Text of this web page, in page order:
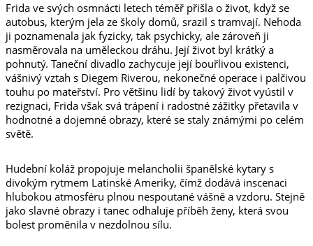
Frida ve svých osmnácti letech téměř přišla o život, když se
autobus, kterým jela ze školy domů, srazil s tramvají. Nehoda
ji poznamenala jak fyzicky, tak psychicky, ale zároveň ji
nasměrovala na uměleckou dráhu. Její život byl krátký a
pohnutý. Taneční divadlo zachycuje její bouřlivou existenci,
vášnivý vztah s Diegem Riverou, nekonečné operace i palčivou
touhu po mateřství. Pro většinu lidí by takový život vyústil v
rezignaci, Frida však svá trápení i radostné zážitky přetavila v
hodnotné a dojemné obrazy, které se staly známými po celém
světě.
Hudební koláž propojuje melancholii španělské kytary s
divokým rytmem Latinské Ameriky, čímž dodává inscenaci
hlubokou atmosféru plnou nespoutané vášně a vzdoru. Stejně
jako slavné obrazy i tanec odhaluje příběh ženy, která svou
bolest proměnila v nezdolnou sílu.